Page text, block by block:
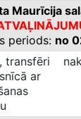
Maurīcija
periods: no
transfēri
ar